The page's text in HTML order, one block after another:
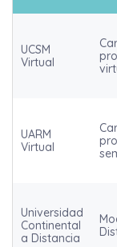
UCSM
Virtual
UARM
Virtual
Universidad
Continental
a Distancia